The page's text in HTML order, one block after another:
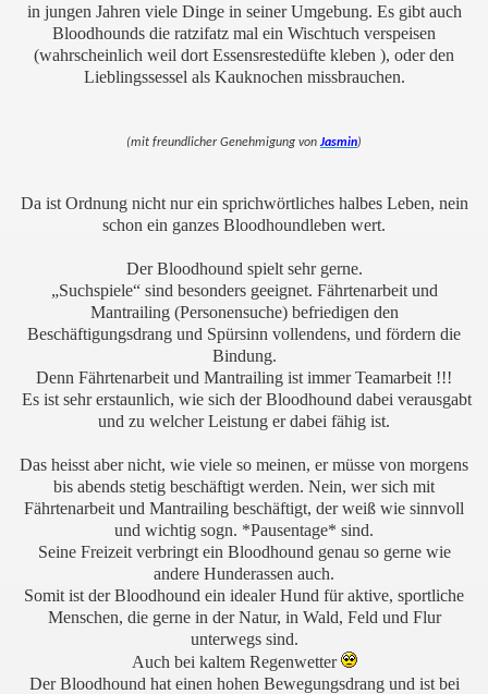
in jungen Jahren viele Dinge in seiner Umgebung. Es gibt auch
Bloodhounds die ratzifatz mal ein Wischtuch verspeisen
(wahrscheinlich weil dort Essensrestedüfte kleben ), oder den
Lieblingssessel als Kauknochen missbrauchen.
(mit freundlicher Genehmigung von Jasmin)
Da ist Ordnung nicht nur ein sprichwörtliches halbes Leben, nein
schon ein ganzes Bloodhoundleben wert.
Der Bloodhound spielt sehr gerne.
„Suchspiele“ sind besonders geeignet. Fährtenarbeit und
Mantrailing (Personensuche) befriedigen den
Beschäftigungsdrang und Spürsinn vollendens, und fördern die
Bindung.
Denn Fährtenarbeit und Mantrailing ist immer Teamarbeit !!!
Es ist sehr erstaunlich, wie sich der Bloodhound dabei verausgabt
und zu welcher Leistung er dabei fähig ist.
Das heisst aber nicht, wie viele so meinen, er müsse von morgens
bis abends stetig beschäftigt werden. Nein, wer sich mit
Fährtenarbeit und Mantrailing beschäftigt, der weiß wie sinnvoll
und wichtig sogn. *Pausentage* sind.
Seine Freizeit verbringt ein Bloodhound genau so gerne wie
andere Hunderassen auch.
Somit ist der Bloodhound ein idealer Hund für aktive, sportliche
Menschen, die gerne in der Natur, in Wald, Feld und Flur
unterwegs sind.
Auch bei kaltem Regenwetter
Der Bloodhound hat einen hohen Bewegungsdrang und ist bei